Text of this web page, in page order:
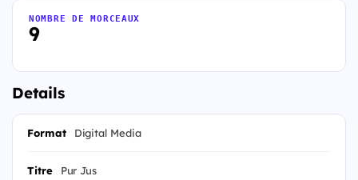
9
NOMBRE DE MORCEAUX
Details
Format Digital Media
Titre Pur Jus